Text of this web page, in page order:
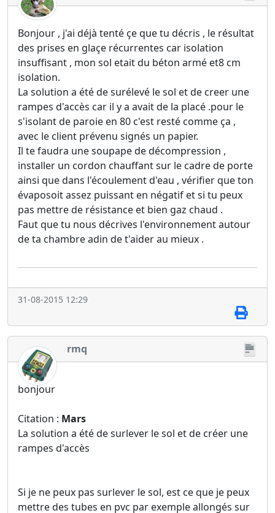
Bonjour , j'ai déjà tenté çe que tu décris , le résultat
des prises en glaçe récurrentes car isolation
insuffisant , mon sol etait du béton armé et8 cm
isolation.
La solution a été de surélevé le sol et de creer une
rampes d'accès car il y a avait de la placé .pour le
s'isolant de paroie en 80 c'est resté comme ça ,
avec le client prévenu signés un papier.
Il te faudra une soupape de décompression ,
installer un cordon chauffant sur le cadre de porte
ainsi que dans l'écoulement d'eau , vérifier que ton
évaposoit assez puissant en négatif et si tu peux
pas mettre de résistance et bien gaz chaud .
Faut que tu nous décrives l'environnement autour
de ta chambre adin de t'aider au mieux .
31-08-2015 12:29
rmq
bonjour
Citation : Mars
La solution a été de surlever le sol et de créer une
rampes d'accès
Si je ne peux pas surlever le sol, est ce que je peux
mettre des tubes en pvc par exemple allongés sur